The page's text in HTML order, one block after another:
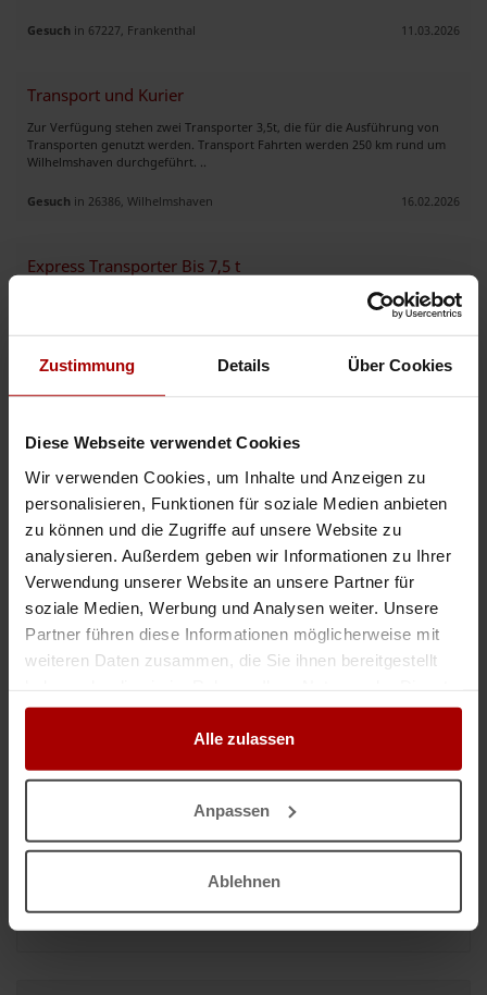
Zustimmung Details Über Cookies
Diese Webseite verwendet Cookies
Wir verwenden Cookies, um Inhalte und Anzeigen zu
personalisieren, Funktionen für soziale Medien anbieten
zu können und die Zugriffe auf unsere Website zu
analysieren. Außerdem geben wir Informationen zu Ihrer
Verwendung unserer Website an unsere Partner für
soziale Medien, Werbung und Analysen weiter. Unsere
Partner führen diese Informationen möglicherweise mit
weiteren Daten zusammen, die Sie ihnen bereitgestellt
gesammelt haben.
Alle zulassen
Anpassen
Ablehnen
Gesuch in 67227, Frankenthal 11.03.2026
Transport und Kurier
Zur Verfügung stehen zwei Transporter 3,5t, die für die Ausführung von
Transporten genutzt werden. Transport Fahrten werden 250 km rund um
Wilhelmshaven durchgeführt. ..
Gesuch in 26386, Wilhelmshaven 16.02.2026
Express Transporter Bis 7,5 t
Wir bieten schnelle, zuverlässige und flexible Express-Transporte
europaweit an. Ob kurzfristige Direktfahrt oder geplante Lieferung – wir
bringen Ihre Ware sicher und termingerecht ans Ziel. ✅ ..
Gesuchin 99089, Erfurt 13.02.2026
Such Transport und Kurier Aufträge bis 3,5t
R&E Transport ist Ihr zuverlässiger Partner für flexible und termingerechte
Transportlösungen. Wir sind spezialisiert auf den Transport von
Kleingütern, allgemeinen Waren sowie Fahrzeugüberführungen i ..
Nicht das passende Gesuch?
Jetzt einen Auftrag vergeben.
GESUCH
Anzeige merken
Anzeige melden